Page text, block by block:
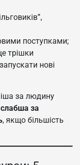
поступками;
трішки
нові
за людину
за
, якщо більшість